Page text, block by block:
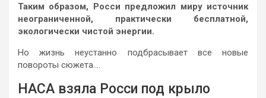
Таким образом, Росси предложил миру источник
неограниченной, практически бесплатной,
экологически чистой энергии.
Но жизнь неустанно подбрасывает все новые
повороты сюжета….
НАСА взяла Росси под крыло